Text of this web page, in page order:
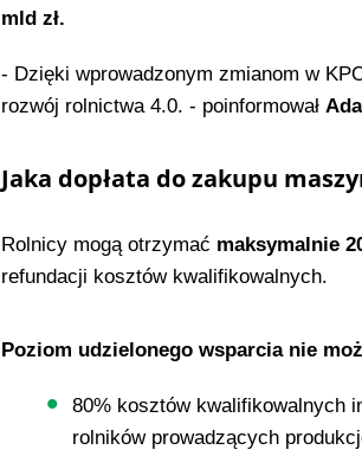
mld zł.
- Dzięki wprowadzonym zmianom w
rozwój rolnictwa 4.0. - poinformował
Jaka dopłata do zakupu
Rolnicy mogą otrzymać maksymalnie
refundacji kosztów kwalifikowalnych.
Poziom udzielonego wsparcia nie
80% kosztów kwalifikowalnych
rolników prowadzących